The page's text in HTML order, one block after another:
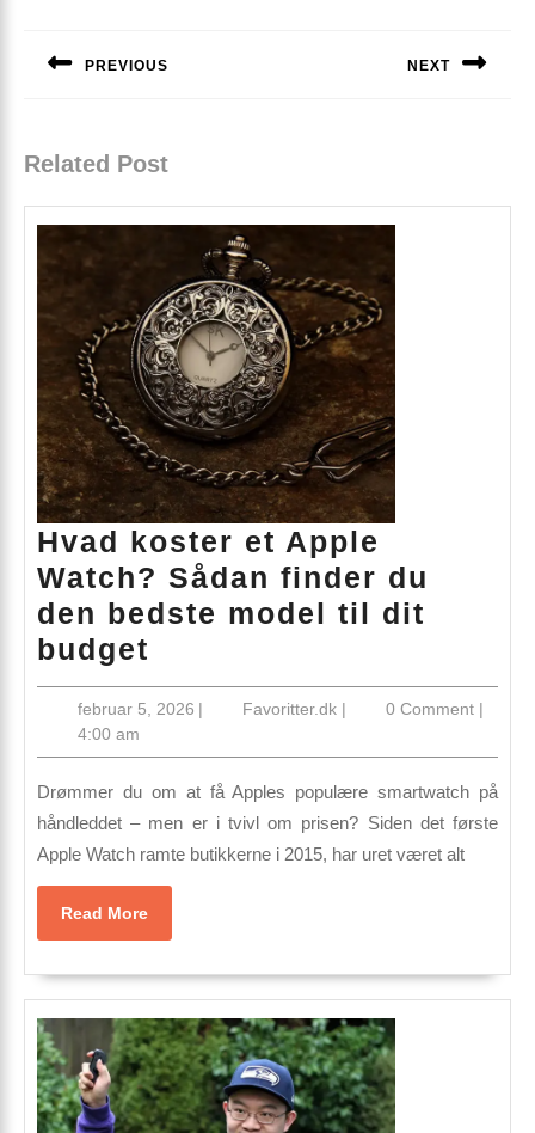
PREVIOUS NEXT
Related Post
Hvad koster et Apple
Watch? Sådan finder du
den bedste model til dit
budget
koster
et
Apple
Watch?
Sådan
finder
du
den
bedste
model
til
dit
budget
februar 5, 2026februar
2026
| Favoritter.dkFavoritter.dk
| 0 Comment |
4:00 am
Drømmer du om at få Apples populære smartwatch på
håndleddet – men er i tvivl om prisen? Siden det første
Apple Watch ramte butikkerne i 2015, har uret været alt
Read MoreRead
More